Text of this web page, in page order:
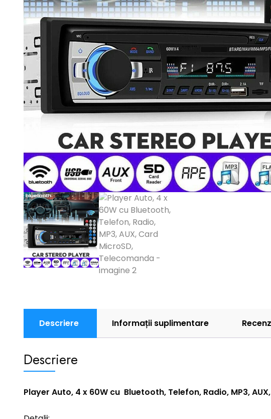
Descriere Informații suplimentare
Descriere
Player Auto, 4 x 60W cu Bluetooth, Telefon, Radio, MP3,